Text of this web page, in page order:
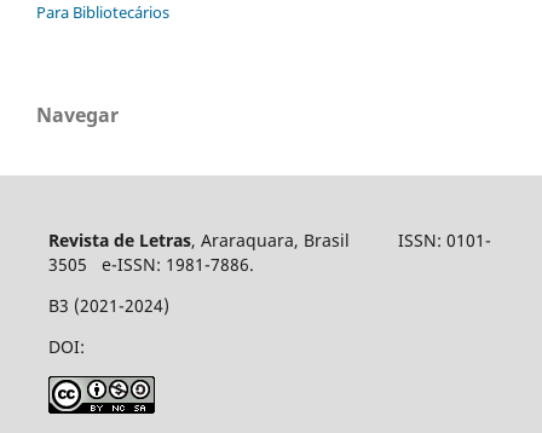
Para Bibliotecários
Navegar
Revista de Letras, Araraquara, Brasil ISSN: 0101-
3505 e-ISSN: 1981-7886.
B3 (2021-2024)
DOI: